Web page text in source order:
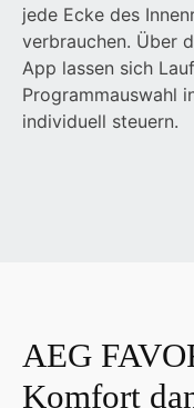
jede Ecke des
verbrauchen. Über
App lassen sich
Programmauswahl
individuell steuern.
AEG
Komfort